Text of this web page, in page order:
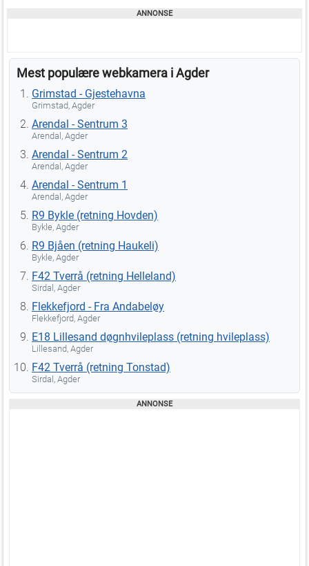
Mest populære webkamera i Agder
Grimstad - Gjestehavna
Grimstad, Agder
Arendal - Sentrum 3
Arendal, Agder
Arendal - Sentrum 2
Arendal, Agder
Arendal - Sentrum 1
Arendal, Agder
R9 Bykle (retning Hovden)
Bykle, Agder
R9 Bjåen (retning Haukeli)
Bykle, Agder
F42 Tverrå (retning Helleland)
Sirdal, Agder
Flekkefjord - Fra Andabeløy
Flekkefjord, Agder
E18 Lillesand døgnhvileplass (retning hvileplass)
Lillesand, Agder
F42 Tverrå (retning Tonstad)
Sirdal, Agder